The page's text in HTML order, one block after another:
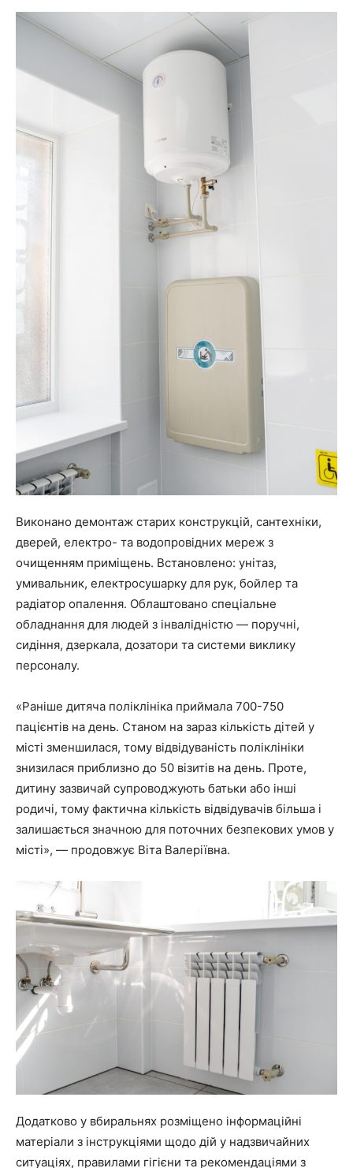
Виконано демонтаж старих конструкцій, сантехніки,
дверей, електро- та водопровідних мереж з
очищенням приміщень. Встановлено: унітаз,
умивальник, електросушарку для рук, бойлер та
радіатор опалення. Облаштовано спеціальне
обладнання для людей з інвалідністю — поручні,
сидіння, дзеркала, дозатори та системи виклику
персоналу.
«Раніше дитяча поліклініка приймала 700-750
пацієнтів на день. Станом на зараз кількість дітей у
місті зменшилася, тому відвідуваність поліклініки
знизилася приблизно до 50 візитів на день. Проте,
дитину зазвичай супроводжують батьки або інші
родичі, тому фактична кількість відвідувачів більша і
залишається значною для поточних безпекових умов у
місті», — продовжує Віта Валеріївна.
Додатково у вбиральнях розміщено інформаційні
матеріали з інструкціями щодо дій у надзвичайних
ситуаціях, правилами гігієни та рекомендаціями з